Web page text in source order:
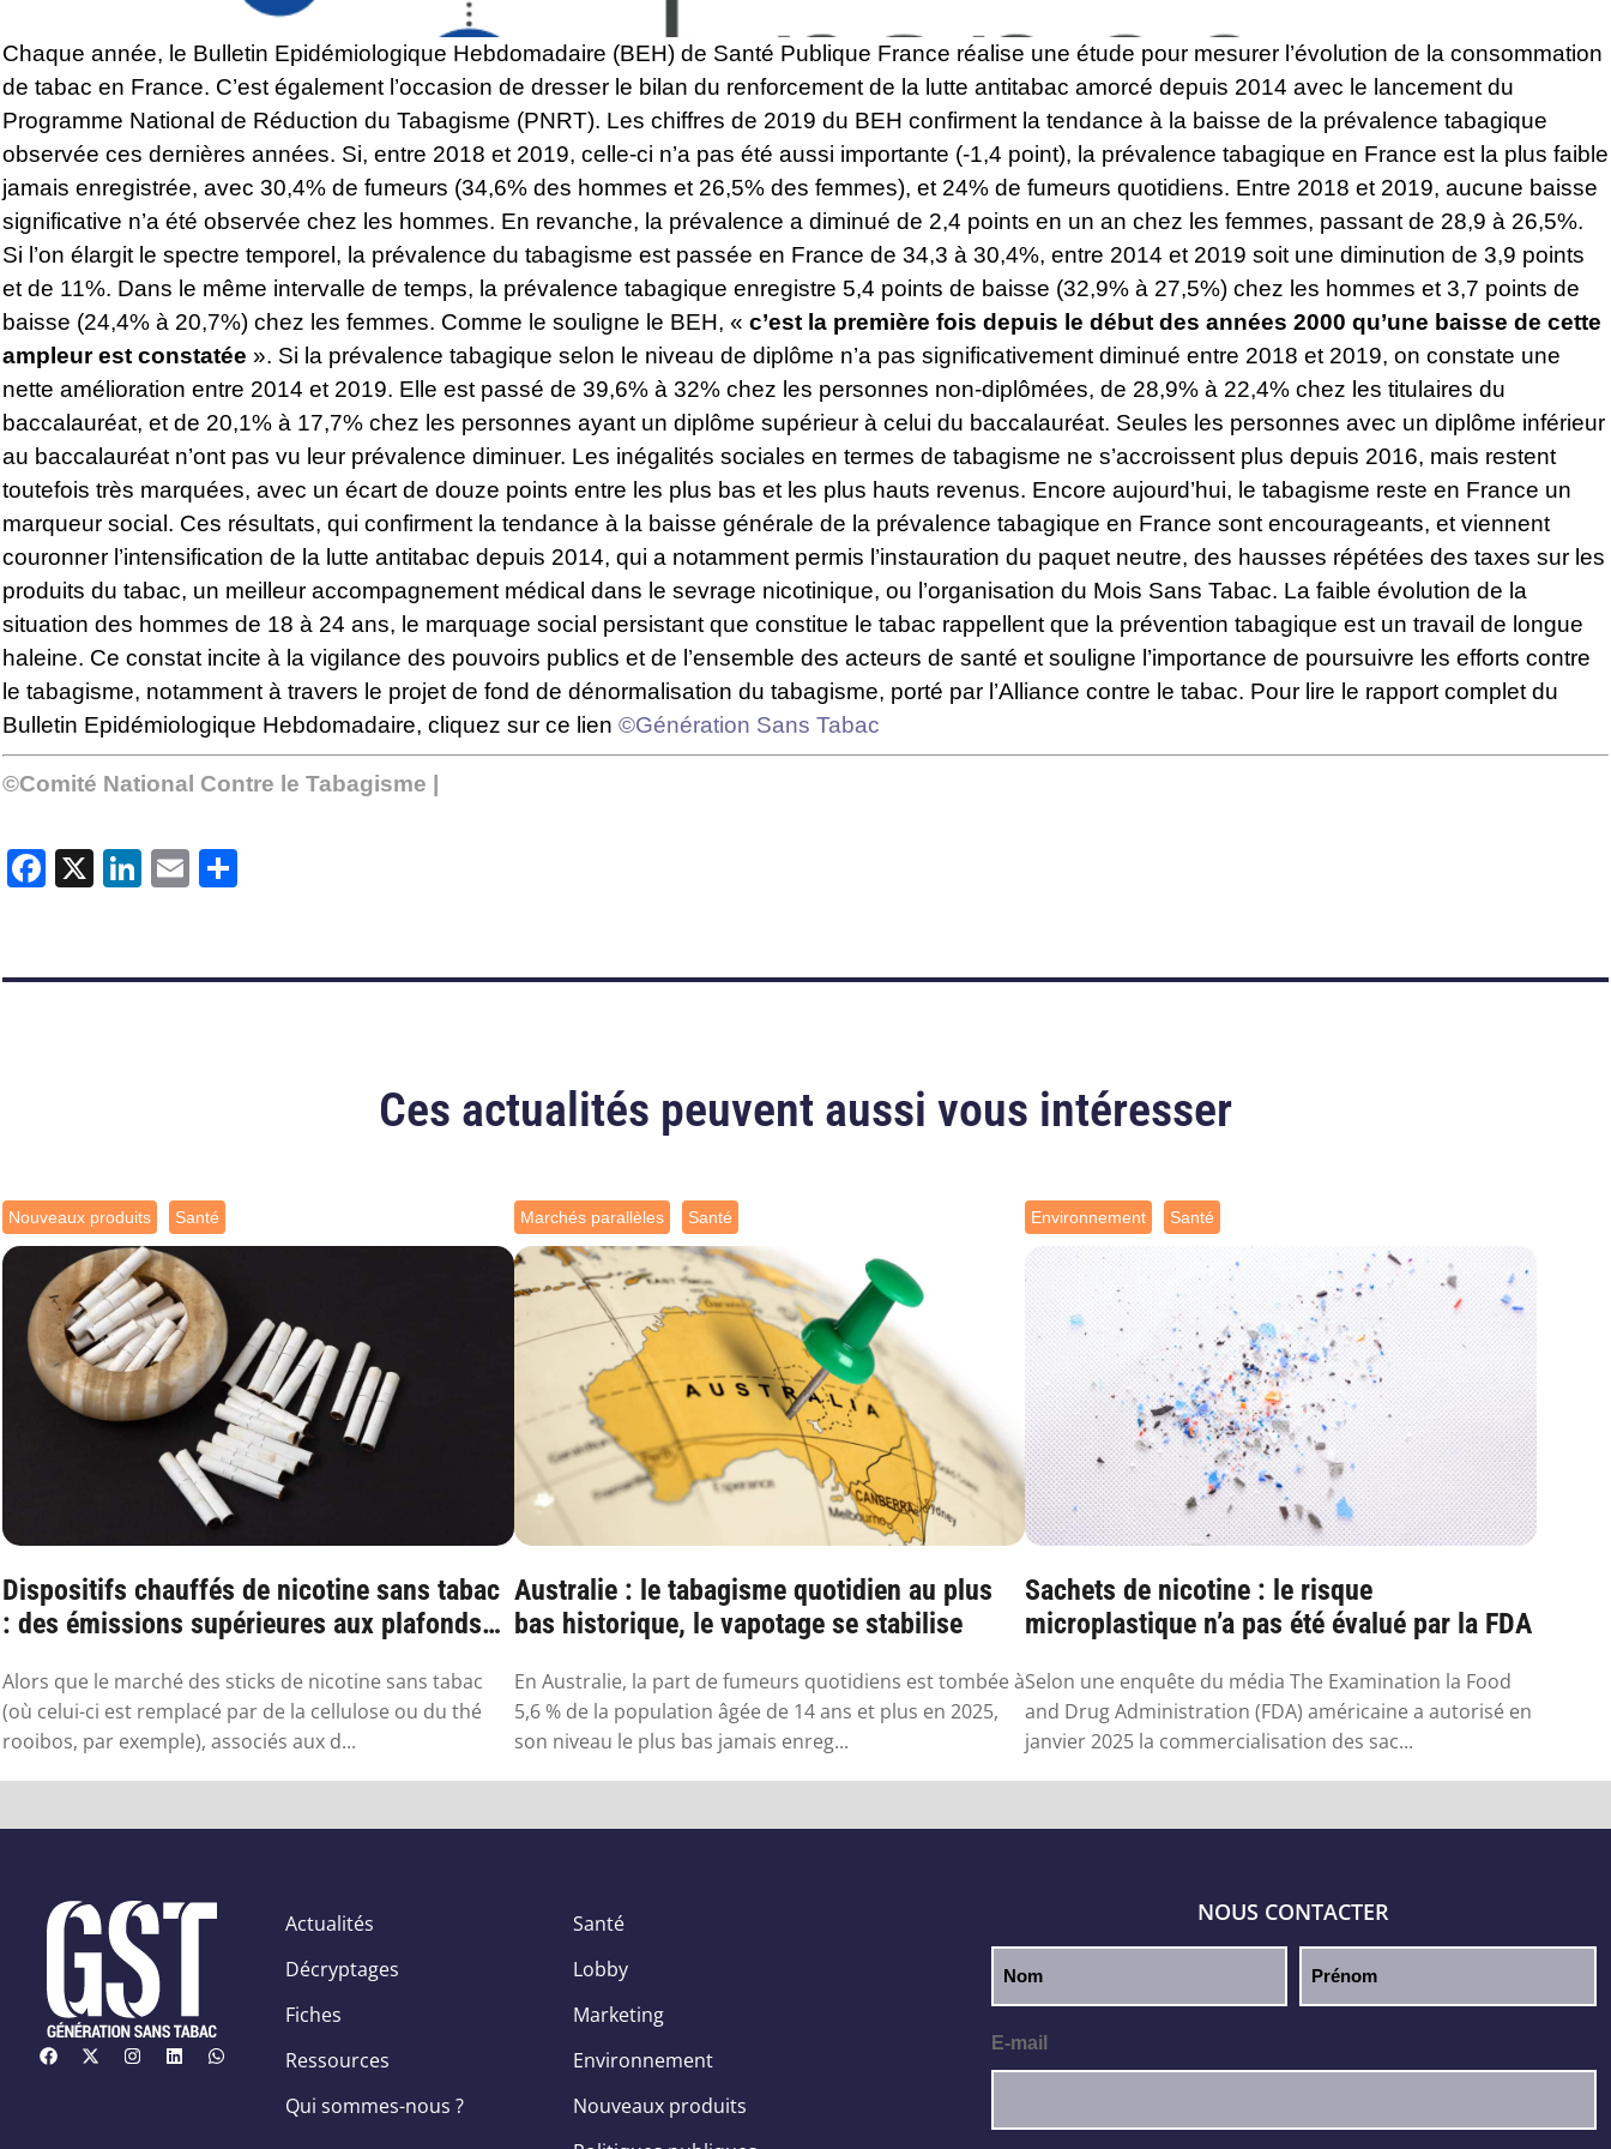
Chaque année, le Bulletin Epidémiologique Hebdomadaire (BEH) de Santé Publique France réalise une étude pour mesurer l’évolution de la consommation
de tabac en France. C’est également l’occasion de dresser le bilan du renforcement de la lutte antitabac amorcé depuis 2014 avec le lancement du
Programme National de Réduction du Tabagisme (PNRT). Les chiffres de 2019 du BEH confirment la tendance à la baisse de la prévalence tabagique
observée ces dernières années. Si, entre 2018 et 2019, celle-ci n’a pas été aussi importante (-1,4 point), la prévalence tabagique en France est la plus faible
jamais enregistrée, avec 30,4% de fumeurs (34,6% des hommes et 26,5% des femmes), et 24% de fumeurs quotidiens. Entre 2018 et 2019, aucune baisse
significative n’a été observée chez les hommes. En revanche, la prévalence a diminué de 2,4 points en un an chez les femmes, passant de 28,9 à 26,5%.
Si l’on élargit le spectre temporel, la prévalence du tabagisme est passée en France de 34,3 à 30,4%, entre 2014 et 2019 soit une diminution de 3,9 points
et de 11%. Dans le même intervalle de temps, la prévalence tabagique enregistre 5,4 points de baisse (32,9% à 27,5%) chez les hommes et 3,7 points de
baisse (24,4% à 20,7%) chez les femmes. Comme le souligne le BEH, « c’est la première fois depuis le début des années 2000 qu’une baisse de cette
ampleur est constatée ». Si la prévalence tabagique selon le niveau de diplôme n’a pas significativement diminué entre 2018 et 2019, on constate une
nette amélioration entre 2014 et 2019. Elle est passé de 39,6% à 32% chez les personnes non-diplômées, de 28,9% à 22,4% chez les titulaires du
baccalauréat, et de 20,1% à 17,7% chez les personnes ayant un diplôme supérieur à celui du baccalauréat. Seules les personnes avec un diplôme inférieur
au baccalauréat n’ont pas vu leur prévalence diminuer. Les inégalités sociales en termes de tabagisme ne s’accroissent plus depuis 2016, mais restent
toutefois très marquées, avec un écart de douze points entre les plus bas et les plus hauts revenus. Encore aujourd’hui, le tabagisme reste en France un
marqueur social . Ces résultats, qui confirment la tendance à la baisse générale de la prévalence tabagique en France sont encourageants, et viennent
couronner l’intensification de la lutte antitabac depuis 2014, qui a notamment permis l’instauration du paquet neutre, des hausses répétées des taxes sur les
produits du tabac, un meilleur accompagnement médical dans le sevrage nicotinique, ou l’organisation du Mois Sans Tabac. La faible évolution de la
situation des hommes de 18 à 24 ans, le marquage social persistant que constitue le tabac rappellent que la prévention tabagique est un travail de longue
haleine. Ce constat incite à la vigilance des pouvoirs publics et de l’ensemble des acteurs de santé et souligne l’importance de poursuivre les efforts contre
le tabagisme, notamment à travers le projet de fond de dénormalisation du tabagisme, porté par l’Alliance contre le tabac. Pour lire le rapport complet du
Bulletin Epidémiologique Hebdomadaire, cliquez sur ce lien ©Génération Sans Tabac
©Comité National Contre le Tabagisme |
Facebook
X LinkedIn
Email
Ces actualités peuvent aussi vous intéresser
Nouveaux produits Santé
Dispositifs chauffés de nicotine sans tabac
: des émissions supérieures aux plafonds
Alors que le marché des sticks de nicotine sans tabac
(où celui-ci est remplacé par de la cellulose ou du thé
rooibos, par exemple), associés aux d...
Marchés parallèles Santé
Australie : le tabagisme quotidien au plus
bas historique, le vapotage se stabilise
En Australie, la part de fumeurs quotidiens est tombée à
5,6 % de la population âgée de 14 ans et plus en 2025,
son niveau le plus bas jamais enreg...
Environnement Santé
Sachets de nicotine : le risque
microplastique n’a pas été évalué par la FDA
Selon une enquête du média The Examination la Food
and Drug Administration (FDA) américaine a autorisé en
janvier 2025 la commercialisation des sac...
Actualités
Décryptages
Fiches
Ressources
Qui sommes-nous ?
Santé
Lobby
Marketing
Environnement
Nouveaux produits
NOUS CONTACTER
E-mail